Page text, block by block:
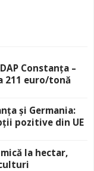
Constanța –
211 euro/tonă
și Germania:
pozitive din UE
mică la hectar,